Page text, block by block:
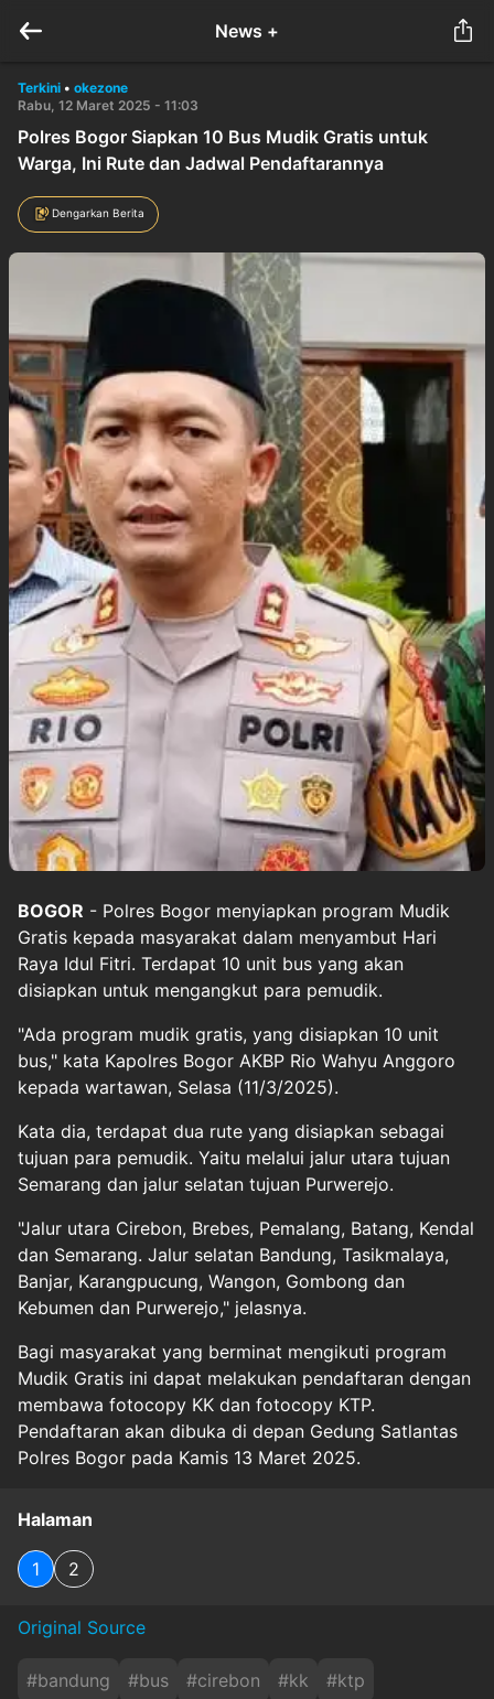
News +
Terkini • okezone
Rabu, 12 Maret 2025 - 11:03
Polres Bogor Siapkan 10 Bus Mudik Gratis untuk
Warga, Ini Rute dan Jadwal Pendaftarannya
Dengarkan Berita
BOGOR - Polres Bogor menyiapkan program Mudik
Gratis kepada masyarakat dalam menyambut Hari
Raya Idul Fitri. Terdapat 10 unit bus yang akan
disiapkan untuk mengangkut para pemudik.
"Ada program mudik gratis, yang disiapkan 10 unit
bus," kata Kapolres Bogor AKBP Rio Wahyu Anggoro
kepada wartawan, Selasa (11/3/2025).
Kata dia, terdapat dua rute yang disiapkan sebagai
tujuan para pemudik. Yaitu melalui jalur utara tujuan
Semarang dan jalur selatan tujuan Purwerejo.
"Jalur utara Cirebon, Brebes, Pemalang, Batang, Kendal
dan Semarang. Jalur selatan Bandung, Tasikmalaya,
Banjar, Karangpucung, Wangon, Gombong dan
Kebumen dan Purwerejo," jelasnya.
Bagi masyarakat yang berminat mengikuti program
Mudik Gratis ini dapat melakukan pendaftaran dengan
membawa fotocopy KK dan fotocopy KTP.
Pendaftaran akan dibuka di depan Gedung Satlantas
Polres Bogor pada Kamis 13 Maret 2025.
Halaman
1 2
Original Source
#bandung #bus #cirebon #kk #ktp